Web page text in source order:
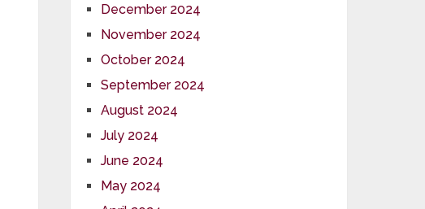
December 2024
November 2024
October 2024
September 2024
August 2024
July 2024
June 2024
May 2024